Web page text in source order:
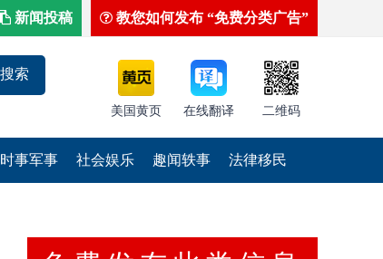
教您如何发布 “免费分类广告”
新闻投稿
美国黄页 在线翻译 二维码
时事军事 社会娱乐 趣闻轶事 法律移民